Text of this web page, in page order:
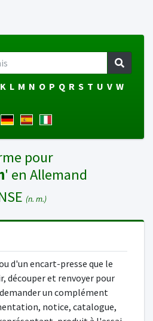
K L M N O P Q R S T U V W
pour
' en Allemand
(n. m.)
d'un encart-presse que le
découper et renvoyer pour
un complément
notice, catalogue,